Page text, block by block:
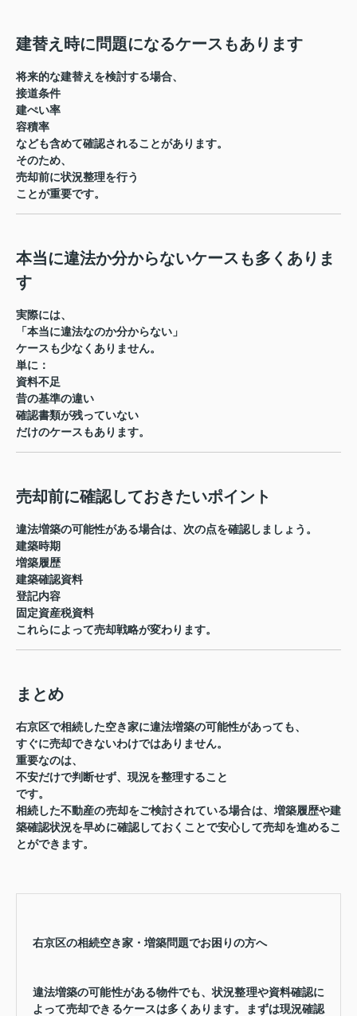
建替え時に問題になるケースもあります
将来的な建替えを検討する場合、
接道条件
建ぺい率
容積率
なども含めて確認されることがあります。
そのため、
売却前に状況整理を行う
ことが重要です。
本当に違法か分からないケースも多くありま
す
実際には、
「本当に違法なのか分からない」
ケースも少なくありません。
単に：
資料不足
昔の基準の違い
確認書類が残っていない
だけのケースもあります。
売却前に確認しておきたいポイント
違法増築の可能性がある場合は、次の点を確認しましょう。
建築時期
増築履歴
建築確認資料
登記内容
固定資産税資料
これらによって売却戦略が変わります。
まとめ
右京区で相続した空き家に違法増築の可能性があっても、
すぐに売却できないわけではありません。
重要なのは、
不安だけで判断せず、現況を整理すること
です。
相続した不動産の売却をご検討されている場合は、増築履歴や建
築確認状況を早めに確認しておくことで安心して売却を進めるこ
とができます。
右京区の相続空き家・増築問題でお困りの方へ
違法増築の可能性がある物件でも、状況整理や資料確認に
よって売却できるケースは多くあります。まずは現況確認